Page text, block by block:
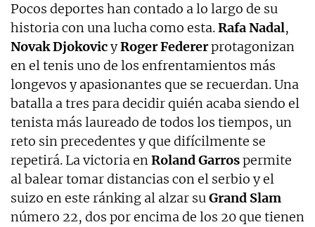
Pocos deportes han contado a lo largo de su
historia con una lucha como esta.RafaNadal,
NovakDjokovicyRogerFedererprotagonizan
en el tenis uno de los enfrentamientos más
longevos y apasionantes que se recuerdan. Una
batalla a tres para decidir quién acaba siendo el
tenista más laureado de todos los tiempos, un
reto sin precedentes y que difícilmente se
repetirá. La victoria enRolandGarrospermite
al balear tomar distancias con el serbio y el
suizo en este ránking al alzar suGrand Slam
número 22, dos por encima de los 20 que tienen